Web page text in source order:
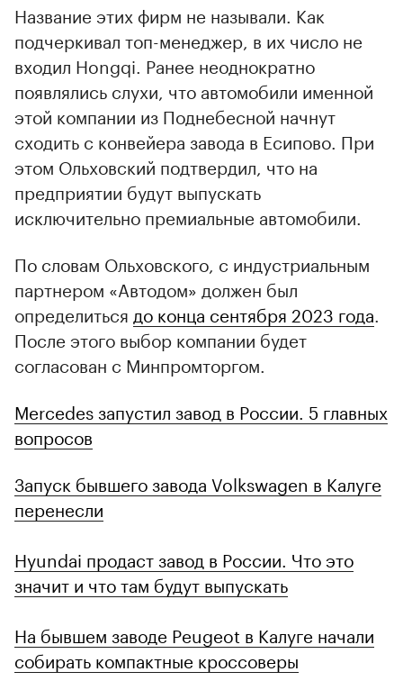
Название этих фирм не называли. Как
подчеркивал топ-менеджер, в их число не
входил Hongqi. Ранее неоднократно
появлялись слухи, что автомобили именной
этой компании из Поднебесной начнут
сходить с конвейера завода в Есипово. При
этом Ольховский подтвердил, что на
предприятии будут выпускать
исключительно премиальные автомобили.
По словам Ольховского, с индустриальным
партнером «Автодом» должен был
определиться до конца сентября 2023 года.
После этого выбор компании будет
согласован с Минпромторгом.
Mercedes запустил завод в России. 5 главных
вопросов
Запуск бывшего завода Volkswagen в Калуге
перенесли
Hyundai продаст завод в России. Что это
значит и что там будут выпускать
На бывшем заводе Peugeot в Калуге начали
собирать компактные кроссоверы